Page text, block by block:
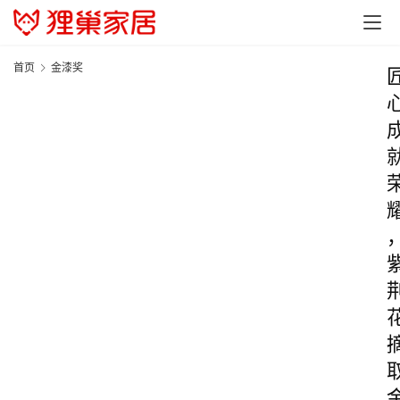
首页 金漆奖